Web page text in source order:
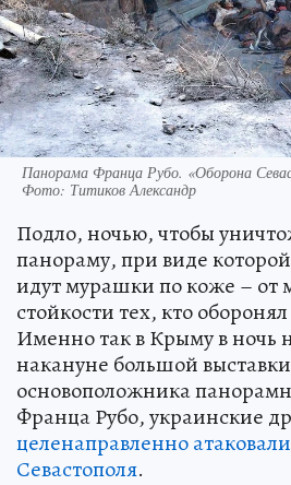
Панорама Франца Рубо. «Оборона
Фото: Титиков Александр
Подло, ночью, чтобы
панораму, при виде
идут мурашки по коже – от
стойкости тех, кто
Именно так в Крыму в ночь
накануне большой
основоположника
Франца Рубо, украинские
целенаправленно
Севастополя.